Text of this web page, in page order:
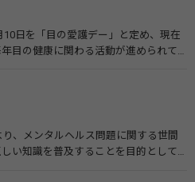
日を「目の愛護デー」と定め、現在
目の健康に関わる活動が進められて
、メンタルヘルス問題に関する世間
い知識を普及することを目的として、